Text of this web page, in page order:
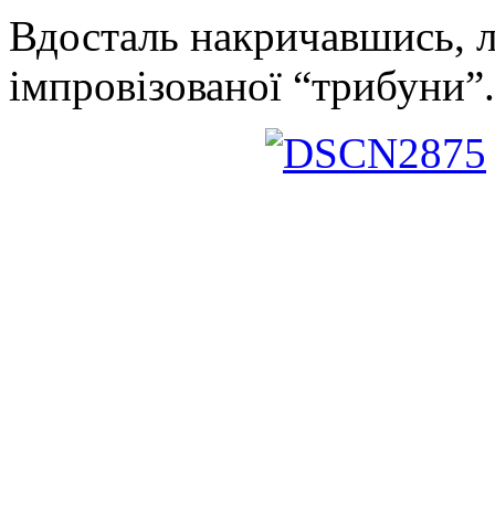
Вдосталь накричавшись,
імпровізованої “трибуни”.